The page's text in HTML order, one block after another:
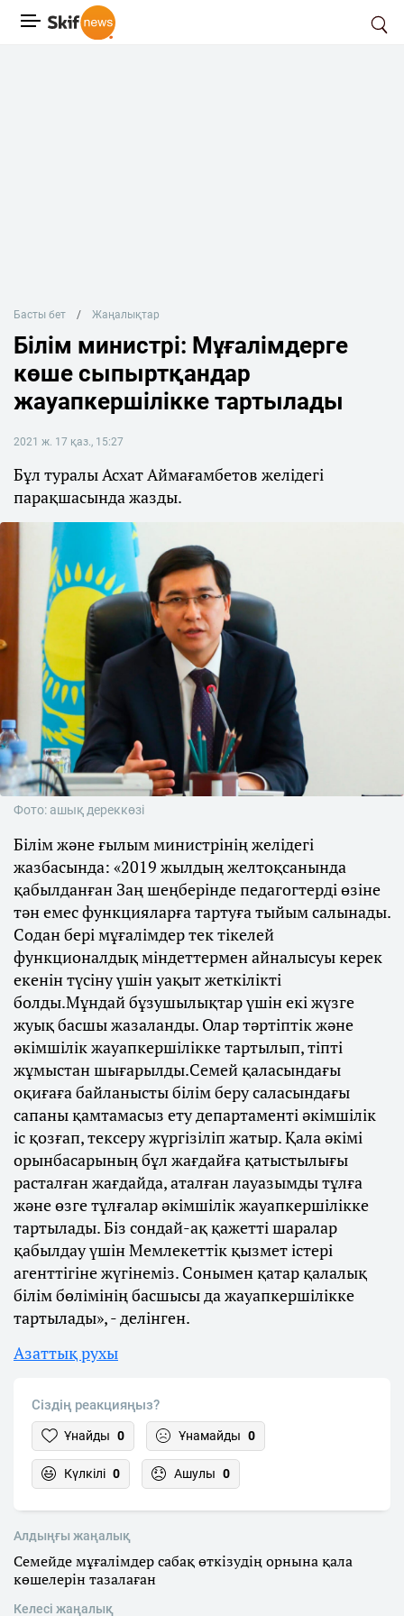
Басты бет Жаңалықтар
Білім министрі: Мұғалімдерге
көше сыпыртқандар
жауапкершілікке тартылады
2021 ж. 17 қаз., 15:27
Бұл туралы Асхат Аймағамбетов желідегі
парақшасында жазды.
Фото: ашық дереккөзі
Білім және ғылым министрінің желідегі
жазбасында: «2019 жылдың желтоқсанында
қабылданған Заң шеңберінде педагогтерді өзіне
тән емес функцияларға тартуға тыйым салынады.
Содан бері мұғалімдер тек тікелей
функционалдық міндеттермен айналысуы керек
екенін түсіну үшін уақыт жеткілікті
болды.Мұндай бұзушылықтар үшін екі жүзге
жуық басшы жазаланды. Олар тәртіптік және
әкімшілік жауапкершілікке тартылып, тіпті
жұмыстан шығарылды.Семей қаласындағы
оқиғаға байланысты білім беру саласындағы
сапаны қамтамасыз ету департаменті әкімшілік
іс қозғап, тексеру жүргізіліп жатыр. Қала әкімі
орынбасарының бұл жағдайға қатыстылығы
расталған жағдайда, аталған лауазымды тұлға
және өзге тұлғалар әкімшілік жауапкершілікке
тартылады. Біз сондай-ақ қажетті шаралар
қабылдау үшін Мемлекеттік қызмет істері
агенттігіне жүгінеміз. Сонымен қатар қалалық
білім бөлімінің басшысы да жауапкершілікке
тартылады», - делінген.
Азаттық рухы
Сіздің реакцияңыз?
Ұнайды 0 Ұнамайды 0
Күлкілі 0 Ашулы 0
Алдыңғы жаңалық
Семейде мұғалімдер сабақ өткізудің орнына қала
көшелерін тазалаған
Келесі жаңалық